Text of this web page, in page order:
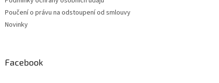
Poučení o právu na odstoupení od smlouvy
Novinky
Facebook